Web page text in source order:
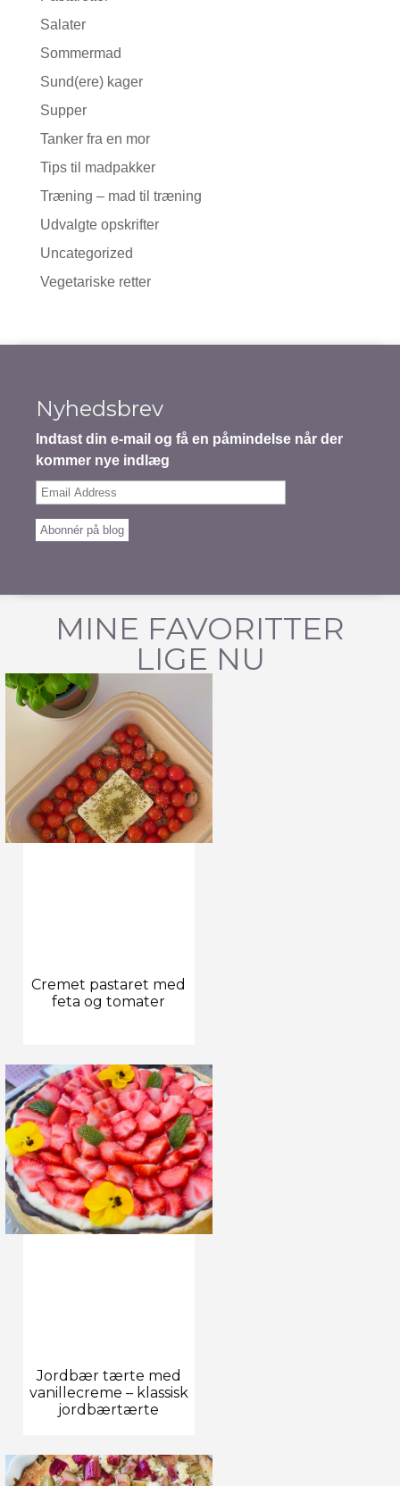
Salater
Sommermad
Sund(ere) kager
Supper
Tanker fra en mor
Tips til madpakker
Træning – mad til træning
Udvalgte opskrifter
Uncategorized
Vegetariske retter
Nyhedsbrev
Indtast din e-mail og få en påmindelse når der
kommer nye indlæg
Email
Abonnér på blog
MINE FAVORITTER
LIGE NU
Cremet pastaret med
feta og tomater
Jordbær tærte med
vanillecreme – klassisk
jordbærtærte